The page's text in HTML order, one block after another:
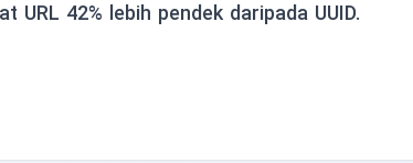
42% lebih pendek daripada UUID.